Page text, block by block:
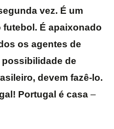
vez. É um
É apaixonado
os agentes de
de
devem fazê-lo.
Portugal é casa –